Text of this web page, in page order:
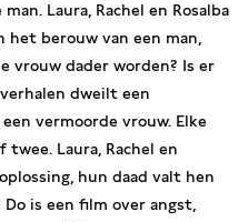
Laura, Rachel en Rosalba
het berouw van een man,
vrouw dader worden? Is er
dweilt een
vermoorde vrouw. Elke
Laura, Rachel en
hun daad valt hen
Do is een film over angst,